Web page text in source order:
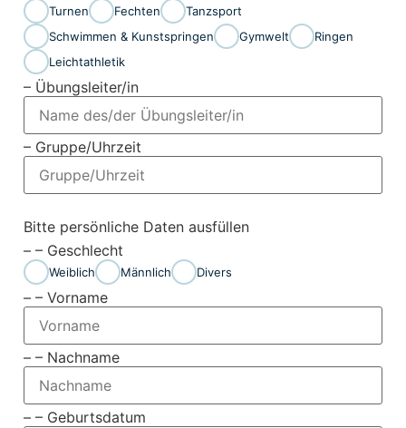
Turnen Fechten
Tanzsport
Schwimmen & Kunstspringen
Gymwelt
Ringen
Leichtathletik
– Übungsleiter/in
– Gruppe/Uhrzeit
Bitte persönliche Daten ausfüllen
– – Geschlecht
Weiblich Männlich Divers
– – Vorname
– – Nachname
– – Geburtsdatum